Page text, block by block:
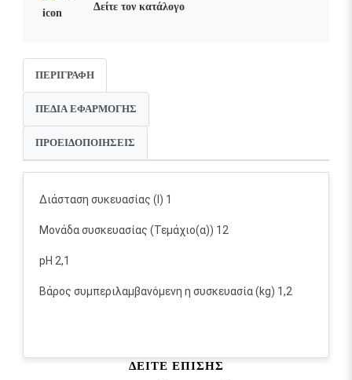
Δείτε τον κατάλογο
ΠΕΡΙΓΡΑΦΉ
ΠΕΔΊΑ ΕΦΑΡΜΟΓΉΣ
ΠΡΟΕΙΔΟΠΟΙΉΣΕΙΣ
Διάσταση συκευασίας (l) 1
Μονάδα συσκευασίας (Τεμάχιο(α)) 12
pH 2,1
Βάρος συμπεριλαμβανόμενη η συσκευασία (kg) 1,2
ΔΕΊΤΕ ΕΠΊΣΗΣ